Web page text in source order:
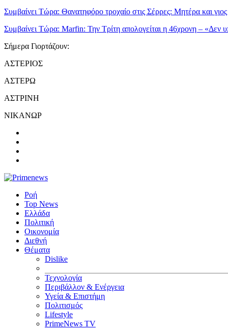
Συμβαίνει Τώρα: Θανατηφόρο τροχαίο στις Σέρρες: Μητέρα και
Συμβαίνει Τώρα: Marfin: Την Τρίτη απολογείται η 46χρονη – «Δεν
Σήμερα Γιορτάζουν:
ΑΣΤΕΡΙΟΣ
ΑΣΤΕΡΩ
ΑΣΤΡΙΝΗ
ΝΙΚΑΝΩΡ
Ροή
Top News
Ελλάδα
Πολιτική
Οικονομία
Διεθνή
Θέματα
Dislike
Τεχνολογία
Περιβάλλον & Ενέργεια
Υγεία & Επιστήμη
Πολιτισμός
Lifestyle
PrimeNews TV